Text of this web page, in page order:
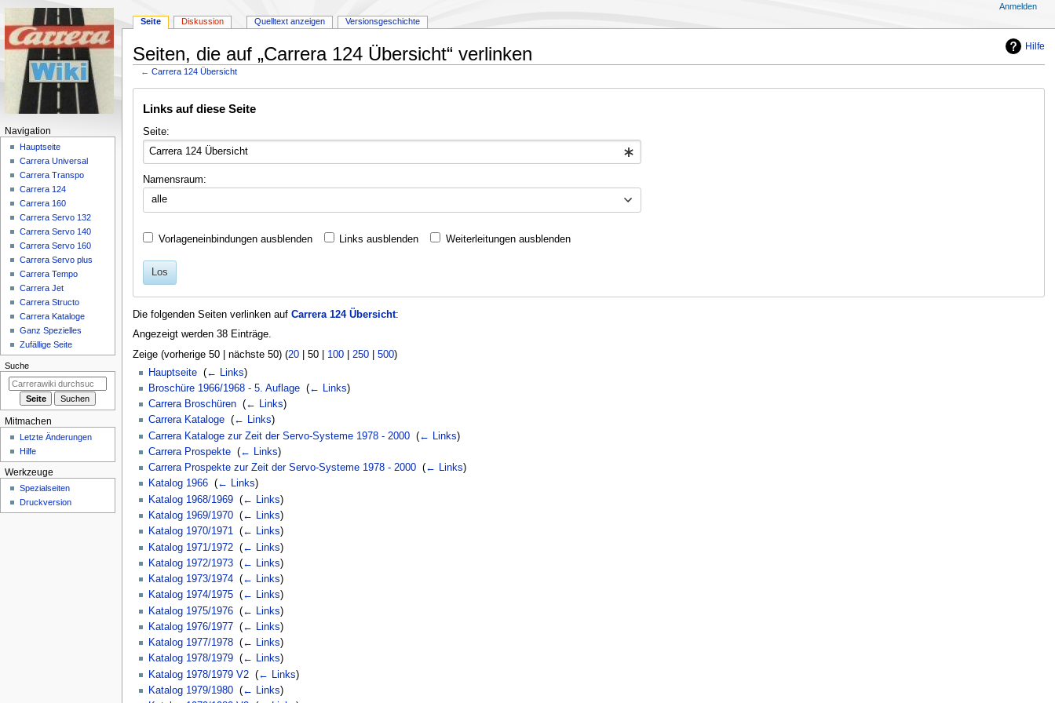
Hilfe
Seiten, die auf „Carrera 124 Übersicht“ verlinken
←Carrera 124 Übersicht
Navigation
Suche
Links auf diese Seite
Seite:
Namensraum:
alle
Vorlageneinbindungen ausblenden Links ausblenden Weiterleitungen ausblenden
Los
Die folgenden Seiten verlinken auf Carrera 124 Übersicht:
Angezeigt werden 38 Einträge.
Zeige (vorherige 50| nächste 50) (20| 50| 100| 250| 500)
Hauptseite‎ (← Links)
Broschüre 1966/1968 - 5. Auflage‎ (← Links)
Carrera Broschüren‎ (← Links)
Carrera Kataloge‎ (← Links)
Carrera Kataloge zur Zeit der Servo-Systeme 1978 - 2000‎ (← Links)
Carrera Prospekte‎ (← Links)
Carrera Prospekte zur Zeit der Servo-Systeme 1978 - 2000‎ (← Links)
Katalog 1966‎ (← Links)
Katalog 1968/1969‎ (← Links)
Katalog 1969/1970‎ (← Links)
Katalog 1970/1971‎ (← Links)
Katalog 1971/1972‎ (← Links)
Katalog 1972/1973‎ (← Links)
Katalog 1973/1974‎ (← Links)
Katalog 1974/1975‎ (← Links)
Katalog 1975/1976‎ (← Links)
Katalog 1976/1977‎ (← Links)
Katalog 1977/1978‎ (← Links)
Katalog 1978/1979‎ (← Links)
Katalog 1978/1979 V2‎ (← Links)
Katalog 1979/1980‎ (← Links)
Navigationsmenü
Seite Diskussion Quelltext anzeigen Versionsgeschichte
Anmelden
Navigation
Hauptseite
Carrera Universal
Carrera Transpo
Carrera 124
Carrera 160
Carrera Servo 132
Carrera Servo 140
Carrera Servo 160
Carrera Servo plus
Carrera Tempo
Carrera Jet
Carrera Structo
Carrera Kataloge
Ganz Spezielles
Zufällige Seite
Suche
Mitmachen
Letzte Änderungen
Hilfe
Werkzeuge
Spezialseiten
Druckversion